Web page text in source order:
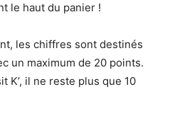
le haut du panier !
les chiffres sont destinés
un maximum de 20 points.
K’, il ne reste plus que 10